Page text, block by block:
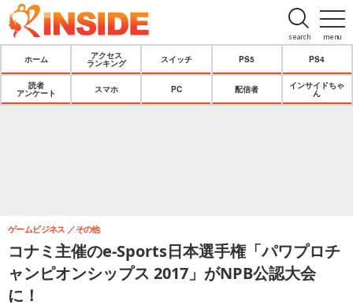
menu
search
ホーム
アクセス
ランキング
スイッチ PS5 PS4
読者
アンケート
スマホ PC 配信者
インサイドちゃ
ん
コナミ主催のe-Sports日本選手権「パワプロチ
ャンピオンシップス 2017」がNPB公認大会
に！
ゲームビジネス その他